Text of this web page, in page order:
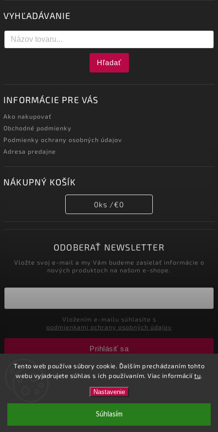
Tento web používa súbory cookie. Ďalším prechádzaním tohto
webu vyjadrujete súhlas s ich používaním. Viac informáciítu.
Nastavenie
Súhlasím
VYHĽADÁVANIE
Hľadať
INFORMÁCIE PRE VÁS
Ako nakupovať
Obchodné podmienky
Podmienky ochrany osobných údajov
Adresa predajne
NÁKUPNÝ KOŠÍK
0ks /€0
ODOBERAŤ NEWSLETTER
Vložte svoj e-mail a my Vám budeme zasielať informácie o
nových produktoch na našom e-shope.
podmienkami ochrany osobných údajov
Prihlásiť sa
Nastol.sk. Všetky práva vyhradené.
| Design